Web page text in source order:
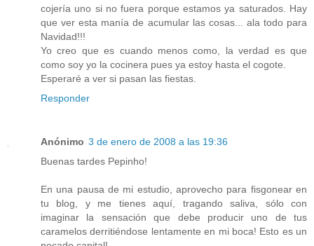
cojería uno si no fuera porque estamos ya saturados. Hay
que ver esta manía de acumular las cosas... ala todo para
Navidad!!!
Yo creo que es cuando menos como, la verdad es que
como soy yo la cocinera pues ya estoy hasta el cogote.
Esperaré a ver si pasan las fiestas.
Responder
Anónimo 3 de enero de 2008 a las 19:36
Buenas tardes Pepinho!
En una pausa de mi estudio, aprovecho para fisgonear en
tu blog, y me tienes aquí, tragando saliva, sólo con
imaginar la sensación que debe producir uno de tus
caramelos derritiéndose lentamente en mi boca! Esto es un